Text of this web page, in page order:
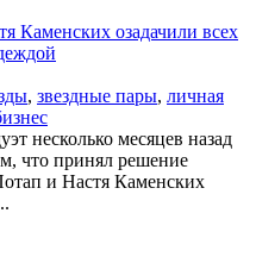
Каменских озадачили всех
, звездные пары, личная
несколько месяцев назад
что принял решение
и Настя Каменских